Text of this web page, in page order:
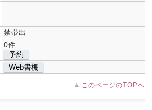
禁帯出
0件
予約
Web書棚
このページのTOPへ